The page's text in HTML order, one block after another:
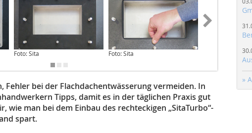
Foto: Sita Foto: Sita
Fehler bei der Flachdachentwässerung vermeiden. In
Tipps, damit es in der täglichen Praxis gut
wie man bei dem Einbau des rechteckigen „SitaTurbo“-
spart.
»